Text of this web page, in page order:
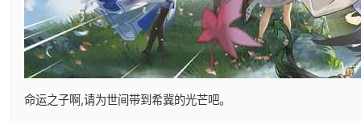
命运之子啊,请为世间带到希冀的光芒吧。